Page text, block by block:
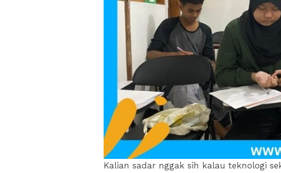
Kalian sadar nggak sih kalau teknologi